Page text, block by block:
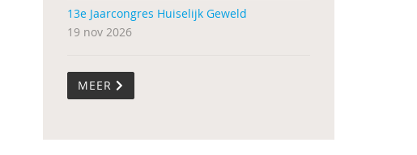
13e Jaarcongres Huiselijk Geweld
19 nov 2026
MEER